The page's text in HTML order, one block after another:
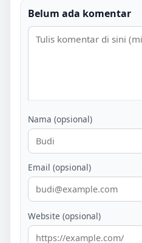
Belum ada komentar
Nama (opsional)
Email (opsional)
Website (opsional)